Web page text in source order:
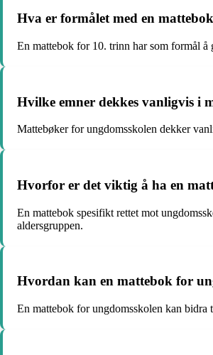
Hva er formålet med en
En mattebok for 10. trinn har som formål å
Hvilke emner dekkes vanligvis i
Mattebøker for ungdomsskolen dekker
Hvorfor er det viktig å ha en
En mattebok spesifikt rettet mot
aldersgruppen.
Hvordan kan en mattebok for
En mattebok for ungdomsskolen kan